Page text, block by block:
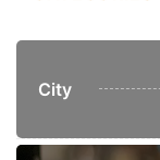
City